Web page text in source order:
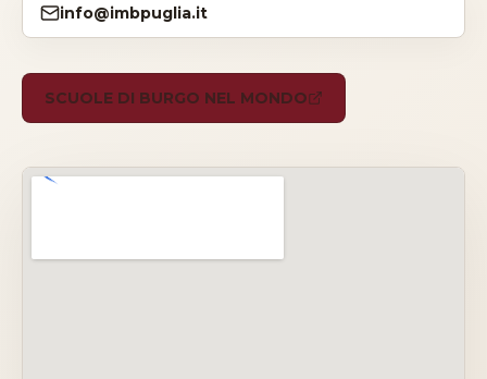
IMB nel mondo
INFO
info@imbpuglia.it
SCUOLE DI BURGO NEL MONDO